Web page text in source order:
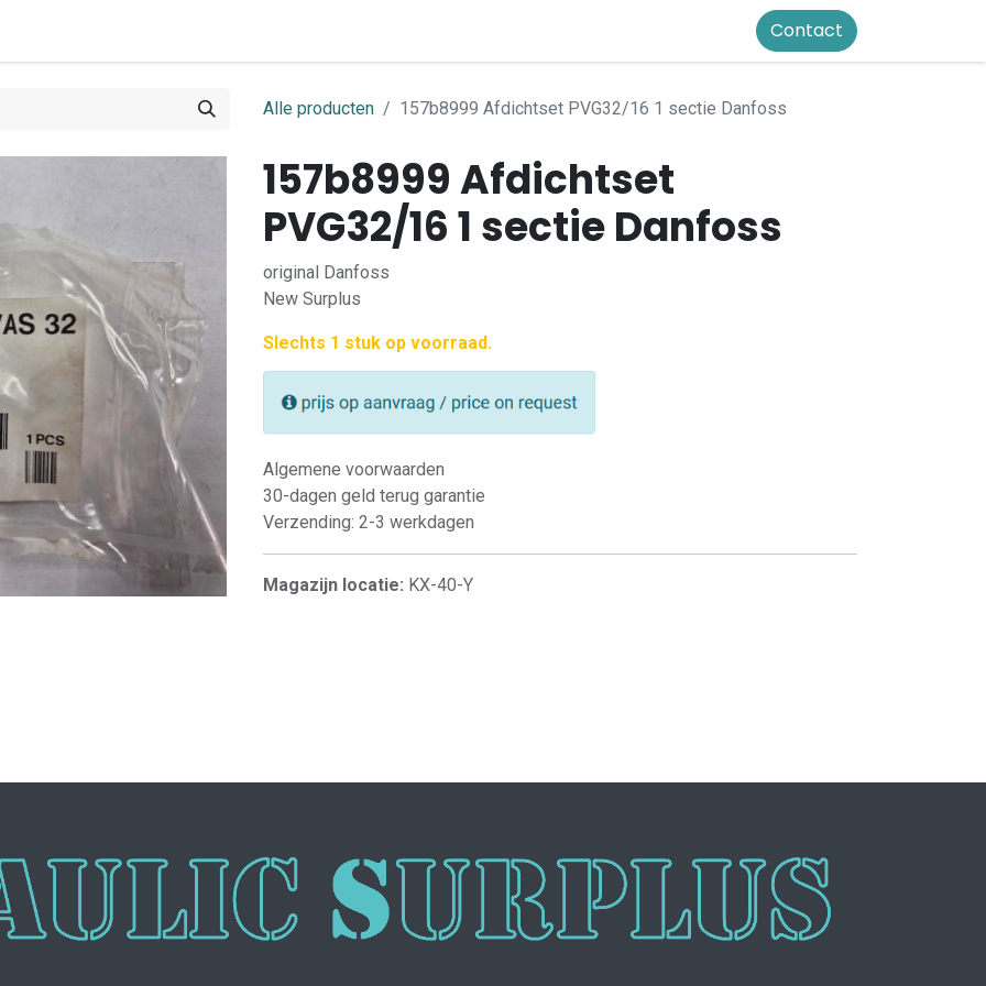
Contact
Alle producten 157b8999 Afdichtset PVG32/16 1 sectie Danfoss
157b8999 Afdichtset
PVG32/16 1 sectie Danfoss
original Danfoss
New Surplus
Slechts 1 stuk op voorraad.
Algemene voorwaarden
30-dagen geld terug garantie
Verzending: 2-3 werkdagen
Magazijn locatie: KX-40-Y